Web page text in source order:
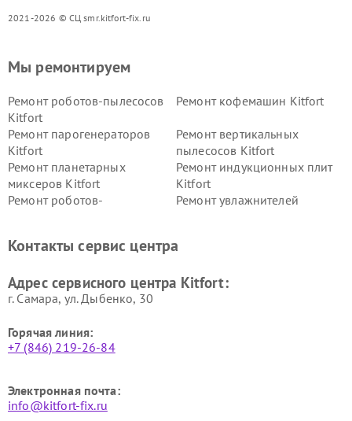
2021-2026 © СЦ smr.kitfort-fix.ru
Мы ремонтируем
Ремонт роботов-пылесосов
Kitfort
Ремонт кофемашин Kitfort
Ремонт парогенераторов
Kitfort
Ремонт вертикальных
пылесосов Kitfort
Ремонт планетарных
миксеров Kitfort
Ремонт индукционных плит
Kitfort
Ремонт роботов-
Ремонт увлажнителей
Kitfort
Kitfort
Kitfort
Kitfort
Контакты сервис центра
Адрес сервисного центра Kitfort:
г. Самара, ул. Дыбенко, 30
Горячая линия:
+7 (846) 219-26-84
Электронная почта:
info@kitfort-fix.ru